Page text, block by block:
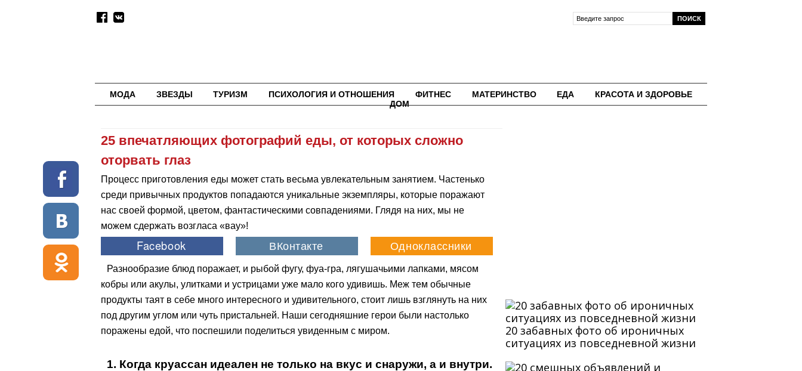
МОДА ЗВЕЗДЫ ТУРИЗМ ПСИХОЛОГИЯ И ОТНОШЕНИЯ ФИТНЕС МАТЕРИНСТВО ЕДА
КРАСОТА И ЗДОРОВЬЕ
ДОМ
25 впечатляющих фотографий еды, от которых сложно
оторвать глаз
Процесс приготовления еды может стать весьма увлекательным занятием. Частенько
среди привычных продуктов попадаются уникальные экземпляры, которые поражают
нас своей формой, цветом, фантастическими совпадениями. Глядя на них, мы не
можем сдержать возгласа «вау»!
Разнообразие блюд поражает, и рыбой фугу, фуа-гра, лягушачьими лапками, мясом
кобры или акулы, улитками и устрицами уже мало кого удивишь. Меж тем обычные
продукты таят в себе много интересного и удивительного, стоит лишь взглянуть на них
под другим углом или чуть пристальней. Наши сегодняшние герои были настолько
поражены едой, что поспешили поделиться увиденным с миром.
1. Когда круассан идеален не только на вкус и снаружи, а и внутри.
20 забавных фото об ироничных
ситуациях из повседневной жизни